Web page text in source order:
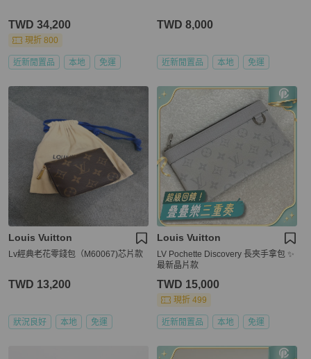
TWD 34,200
現折 800
近新閒置品 本地 免運
TWD 8,000
近新閒置品 本地 免運
Louis Vuitton
Lv經典老花零錢包（M60067)芯片款
TWD 13,200
狀況良好 本地 免運
Louis Vuitton
LV Pochette Discovery 長夾手拿包 ✨
最新晶片款
TWD 15,000
現折 499
近新閒置品 本地 免運